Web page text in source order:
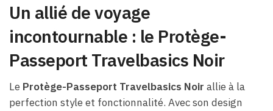
Un allié de voyage
incontournable : le Protège-
Passeport Travelbasics Noir
Le Protège-Passeport Travelbasics Noir allie à la
perfection style et fonctionnalité. Avec son design